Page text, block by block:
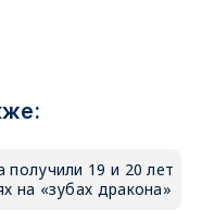
получили 19 и 20 лет
на «зубах дракона»